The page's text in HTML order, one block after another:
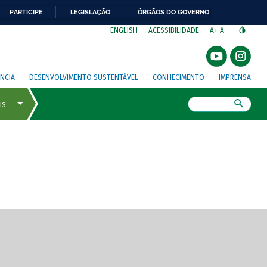
PARTICIPE LEGISLAÇÃO ÓRGÃOS DO GOVERNO
ENGLISH ACESSIBILIDADE A+ A-
DESENVOLVIMENTO SUSTENTÁVEL CONHECIMENTO IMPRENSA
de tela